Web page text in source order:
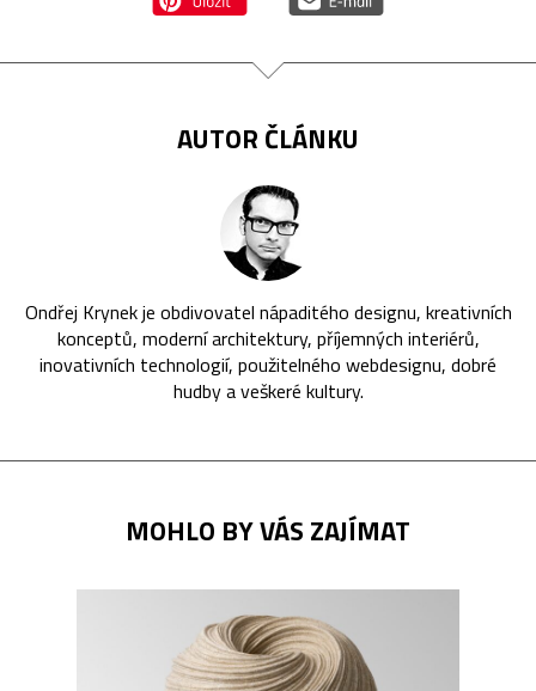
AUTOR ČLÁNKU
Ondřej Krynek je obdivovatel nápaditého designu, kreativních
konceptů, moderní architektury, příjemných interiérů,
inovativních technologií, použitelného webdesignu, dobré
hudby a veškeré kultury.
MOHLO BY VÁS ZAJÍMAT